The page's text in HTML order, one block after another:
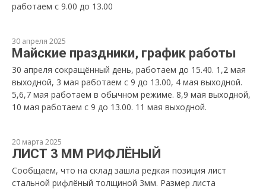
работаем с 9.00 до 13.00
30 апреля 2025
Майские праздники, график работы
30 апреля сокращённый день, работаем до 15.40. 1,2 мая
выходной, 3 мая работаем с 9 до 13.00, 4 мая выходной.
5,6,7 мая работаем в обычном режиме. 8,9 мая выходной,
10 мая работаем с 9 до 13.00. 11 мая выходной.
20 марта 2025
ЛИСТ 3 ММ РИФЛЁНЫЙ
Сообщаем, что на склад зашла редкая позиция лист
стальной рифлёный толщиной 3мм. Размер листа